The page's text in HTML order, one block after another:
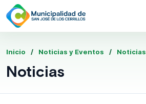
Inicio Noticias y Eventos Noticias
Noticias